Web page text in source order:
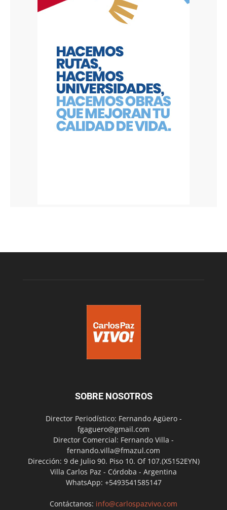
SOBRE NOSOTROS
Director Periodístico: Fernando Agüero -
fgaguero@gmail.com
Director Comercial: Fernando Villa -
fernando.villa@fmazul.com
Dirección: 9 de Julio 90. Piso 10. Of 107.(X5152EYN)
Villa Carlos Paz - Córdoba - Argentina
WhatsApp: +5493541585147
Contáctanos: info@carlospazvivo.com